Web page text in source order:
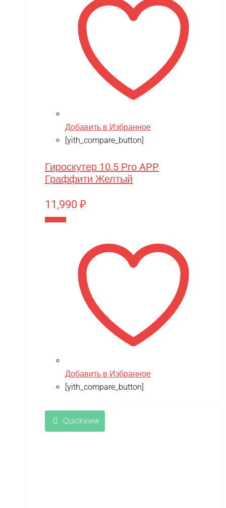
Добавить в Избранное
[yith_compare_button]
Гироскутер 10.5 Pro APP
Граффити Желтый
11,990 ₽
Добавить в Избранное
[yith_compare_button]
Quickview